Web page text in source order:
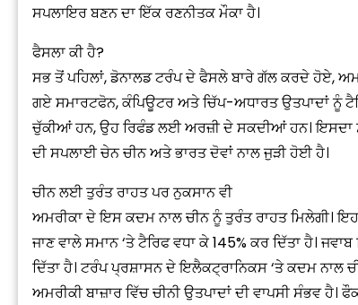
ਸਪਲਾਇਰ ਬਣਨ ਦਾ ਇੱਕ ਰਣਨੀਤਕ ਮੌਕਾ ਹੈ।
ਫੈਸਲਾ ਕੀ ਹੈ?
ਸਭ ਤੋਂ ਪਹਿਲਾਂ, ਡੋਨਾਲਡ ਟਰੰਪ ਦੇ ਫੈਸਲੇ ਬਾਰੇ ਗੱਲ ਕਰਦੇ ਹੋਏ,
ਗਏ ਸਮਾਰਟਫੋਨ, ਕੰਪਿਊਟਰ ਅਤੇ ਚਿੱਪ-ਅਧਾਰਤ ਉਤਪਾਦਾਂ ਨੂੰ
ਚੁੱਕੀਆਂ ਹਨ, ਉਹ ਰਿਫੰਡ ਲਈ ਅਰਜ਼ੀ ਦੇ ਸਕਦੀਆਂ ਹਨ। ਇਸਦਾ
ਦੀ ਸਪਲਾਈ ਚੇਨ ਚੀਨ ਅਤੇ ਭਾਰਤ ਦੋਵਾਂ ਨਾਲ ਜੁੜੀ ਹੋਈ ਹੈ।
ਚੀਨ ਲਈ ਤੁਰੰਤ ਰਾਹਤ ਪਰ ਨੁਕਸਾਨ ਵੀ
ਅਮਰੀਕਾ ਦੇ ਇਸ ਕਦਮ ਨਾਲ ਚੀਨ ਨੂੰ ਤੁਰੰਤ ਰਾਹਤ ਮਿਲੇਗੀ।
ਜਾਣ ਵਾਲੇ ਸਮਾਨ ‘ਤੇ ਟੈਰਿਫ ਵਧਾ ਕੇ 145% ਕਰ ਦਿੱਤਾ ਹੈ।
ਦਿੱਤਾ ਹੈ। ਟਰੰਪ ਪ੍ਰਸ਼ਾਸਨ ਦੇ ਇਲੈਕਟ੍ਰਾਨਿਕਸ ‘ਤੇ ਕਦਮ ਨਾਲ
ਅਮਰੀਕੀ ਬਾਜ਼ਾਰ ਵਿੱਚ ਚੀਨੀ ਉਤਪਾਦਾਂ ਦੀ ਵਾਪਸੀ ਸੰਭਵ